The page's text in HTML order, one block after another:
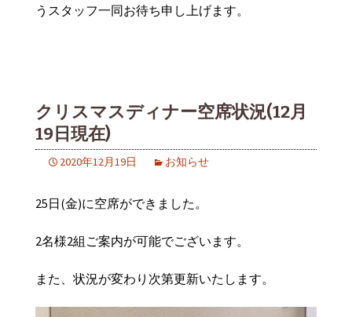
うスタッフ一同お待ち申し上げます。
クリスマスディナー空席状況(12月
19日現在)
2020年12月19日 お知らせ
25日(金)に空席ができました。
2名様2組ご案内が可能でございます。
また、状況が変わり次第更新いたします。